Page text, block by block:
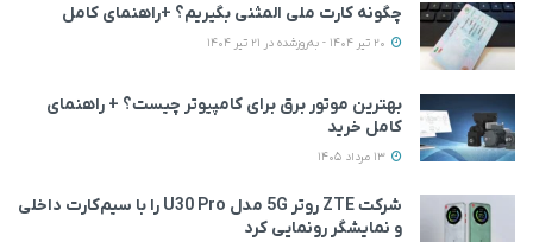
چگونه کارت ملی المثنی بگیریم؟ +راهنمای کامل
بهترین موتور برق برای کامپیوتر چیست؟ + راهنمای
کامل خرید
شرکت ZTE روتر 5G مدل U30 Pro را با سیم‌کارت داخلی
و نمایشگر رونمایی کرد